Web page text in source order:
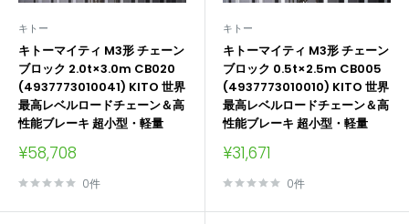
キトー
キトーマイティ M3形 チェーン
ブロック 2.0t×3.0m CB020
(4937773010041) KITO 世界
最高レベルロードチェーン＆高
性能ブレーキ 超小型・軽量
販
価
¥58,708
0件
キトー
キトーマイティ M3形 チェーン
ブロック 0.5t×2.5m CB005
(4937773010010) KITO 世界
最高レベルロードチェーン＆高
性能ブレーキ 超小型・軽量
販
価
¥31,671
0件